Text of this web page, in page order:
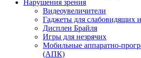
Нарушения зрения
Видеоувеличители
Гаджеты для слабовидящих
Дисплеи Брайля
Игры для незрячих
Мобильные аппаратно-
(АПК)